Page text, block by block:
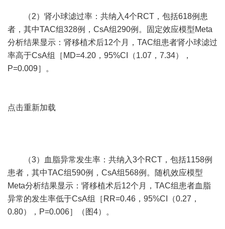
（2）肾小球滤过率：共纳入4个RCT，包括618例患
者，其中TAC组328例，CsA组290例。固定效应模型Meta
分析结果显示：肾移植术后12个月，TAC组患者肾小球滤过
率高于CsA组［MD=4.20，95%CI（1.07，7.34），
P=0.009］。
点击重新加载
（3）血脂异常发生率：共纳入3个RCT，包括1158例
患者，其中TAC组590例，CsA组568例。随机效应模型
Meta分析结果显示：肾移植术后12个月，TAC组患者血脂
异常的发生率低于CsA组［RR=0.46，95%CI（0.27，
0.80），P=0.006］（图4）。